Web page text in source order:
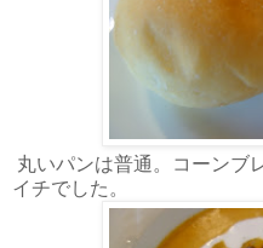
丸いパンは普通。コーンブ
イチでした。